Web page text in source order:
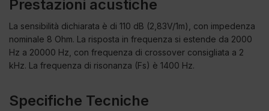
Prestazioni acustiche
La sensibilità dichiarata è di 110 dB (2,83V/1m), con impedenza
nominale 8 Ohm. La risposta in frequenza si estende da 2000
Hz a 20000 Hz, con frequenza di crossover consigliata a 2
kHz. La frequenza di risonanza (Fs) è 1400 Hz.
Specifiche Tecniche